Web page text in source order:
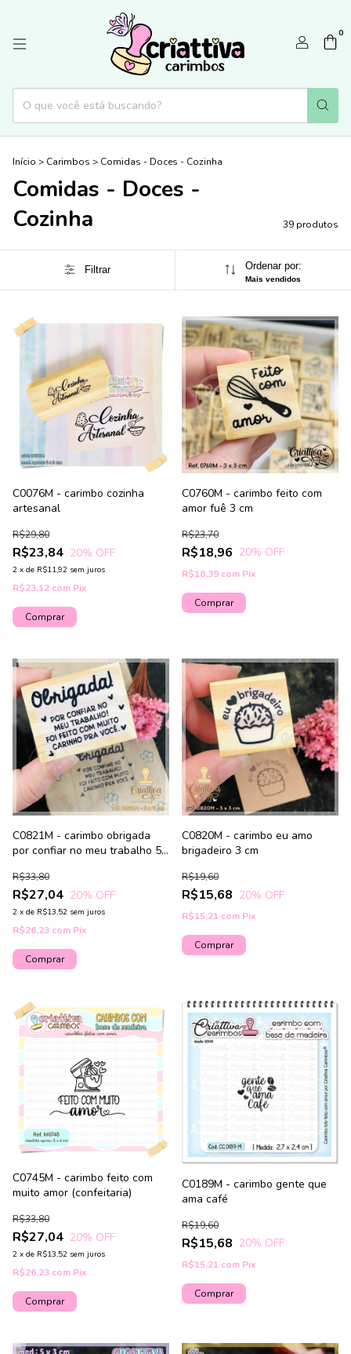
0
Início > Carimbos > Comidas - Doces - Cozinha
Comidas - Doces -
Cozinha
39 produtos
Filtrar Ordenar por:
Mais vendidos
C0076M - carimbo cozinha
artesanal
R$23,84
R$29,80
20% OFF
2 x de R$11,92 sem juros
R$23,12 com Pix
C0760M - carimbo feito com
amor fuê 3 cm
R$18,96
R$23,70
20% OFF
R$18,39 com Pix
C0821M - carimbo obrigada
por confiar no meu trabalho 5
R$27,04
R$33,80
20% OFF
2 x de R$13,52 sem juros
R$26,23 com Pix
C0820M - carimbo eu amo
brigadeiro 3 cm
R$15,68
R$19,60
20% OFF
R$15,21 com Pix
C0745M - carimbo feito com
muito amor (confeitaria)
R$27,04
R$33,80
20% OFF
2 x de R$13,52 sem juros
R$26,23 com Pix
C0189M - carimbo gente que
ama café
R$15,68
R$19,60
20% OFF
R$15,21 com Pix